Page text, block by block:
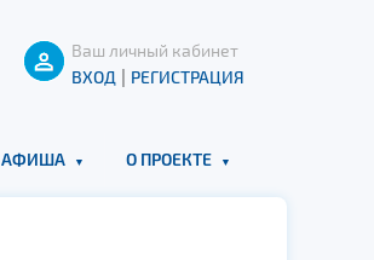
Ваш личный кабинет
ВХОД | РЕГИСТРАЦИЯ
АФИША О ПРОЕКТЕ